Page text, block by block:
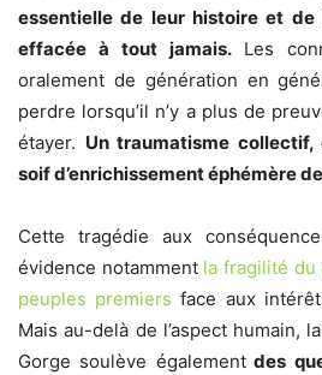
essentielle de leur histoire et
effacée à tout jamais.Les
oralement de génération en
perdre lorsqu’il n’y a plus de
étayer. Un traumatisme
soif d’enrichissement éphémère
Cette tragédie aux
évidence notamment la fragilité du
peuples premiers face aux
Mais au-delà de l’aspect humain,
Gorge soulève égalementdes